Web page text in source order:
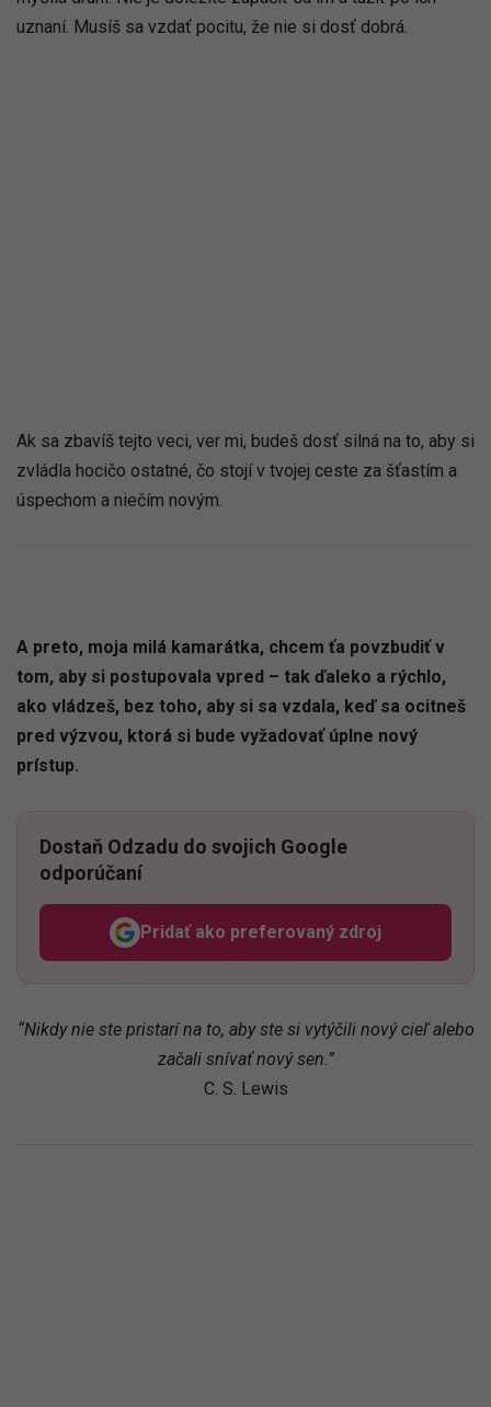
uznaní. Musíš sa vzdať pocitu, že nie si dosť dobrá.
Ak sa zbavíš tejto veci, ver mi, budeš dosť silná na to, aby si
zvládla hocičo ostatné, čo stojí v tvojej ceste za šťastím a
úspechom a niečím novým.
A preto, moja milá kamarátka, chcem ťa povzbudiť v
tom, aby si postupovala vpred – tak ďaleko a rýchlo,
ako vládzeš, bez toho, aby si sa vzdala, keď sa ocitneš
pred výzvou, ktorá si bude vyžadovať úplne nový
prístup.
Dostaň Odzadu do svojich Google
odporúčaní
Pridať ako preferovaný zdroj
Odzadu, odkaz sa otvorí v
“Nikdy nie ste pristarí na to, aby ste si vytýčili nový cieľ alebo
začali snívať nový sen.”
C. S. Lewis